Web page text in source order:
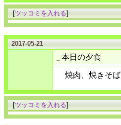
[ツッコミを入れる]
2017-05-21
本日の夕食
焼肉、焼きそば
[ツッコミを入れる]